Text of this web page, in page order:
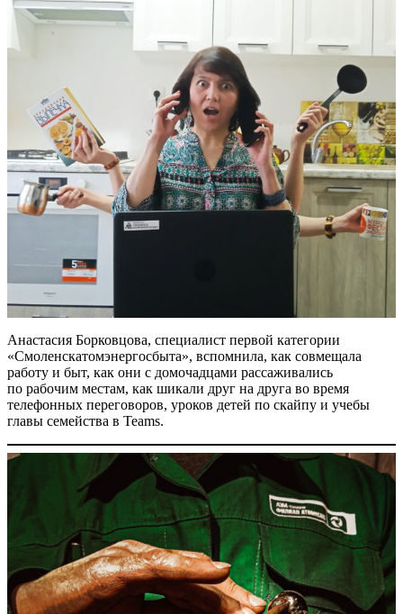
Анастасия Борковцова, специалист первой категории
«Смоленскатомэнергосбыта», вспомнила, как совмещала
работу и быт, как они с домочадцами рассаживались
по рабочим местам, как шикали друг на друга во время
телефонных переговоров, уроков детей по скайпу и учебы
главы семейства в Teams.